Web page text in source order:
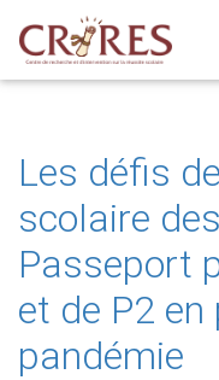
Les défis
scolaire
Passeport
et de P2 en
pandémie